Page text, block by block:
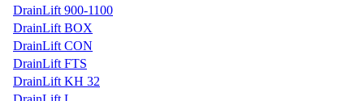
DrainLift 900-1100
DrainLift BOX
DrainLift CON
DrainLift FTS
DrainLift KH 32